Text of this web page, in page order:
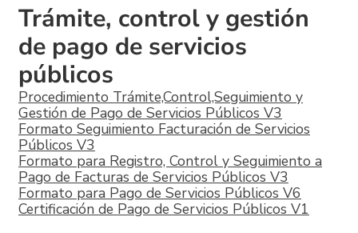
Trámite, control y gestión
de pago de servicios
públicos
Procedimiento Trámite,Control,Seguimiento y
Gestión de Pago de Servicios Públicos V3
Formato Seguimiento Facturación de Servicios
Públicos V3
Formato para Registro, Control y Seguimiento a
Pago de Facturas de Servicios Públicos V3
Formato para Pago de Servicios Públicos V6
Certificación de Pago de Servicios Públicos V1